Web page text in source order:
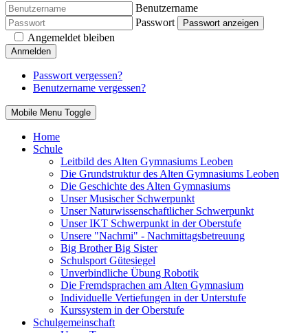
Benutzername
Passwort
Passwort anzeigen
Angemeldet bleiben
Anmelden
Passwort vergessen?
Benutzername vergessen?
Mobile Menu Toggle
Home
Schule
Leitbild des Alten Gymnasiums Leoben
Die Grundstruktur des Alten Gymnasiums Leoben
Die Geschichte des Alten Gymnasiums
Unser Musischer Schwerpunkt
Unser Naturwissenschaftlicher Schwerpunkt
Unser IKT Schwerpunkt in der Oberstufe
Unsere "Nachmi" - Nachmittagsbetreuung
Big Brother Big Sister
Schulsport Gütesiegel
Unverbindliche Übung Robotik
Die Fremdsprachen am Alten Gymnasium
Individuelle Vertiefungen in der Unterstufe
Kurssystem in der Oberstufe
Schulgemeinschaft